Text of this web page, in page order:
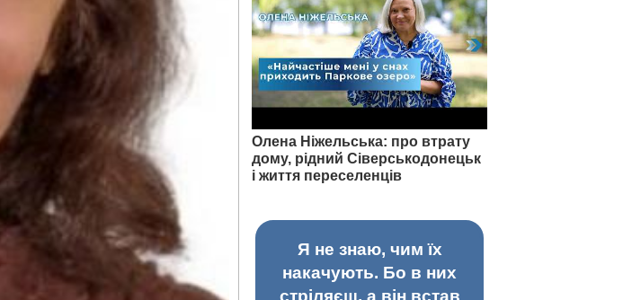
Олена Ніжельська: про втрату
дому, рідний Сіверськодонецьк
і життя переселенців
Я не знаю, чим їх
накачують. Бо в них